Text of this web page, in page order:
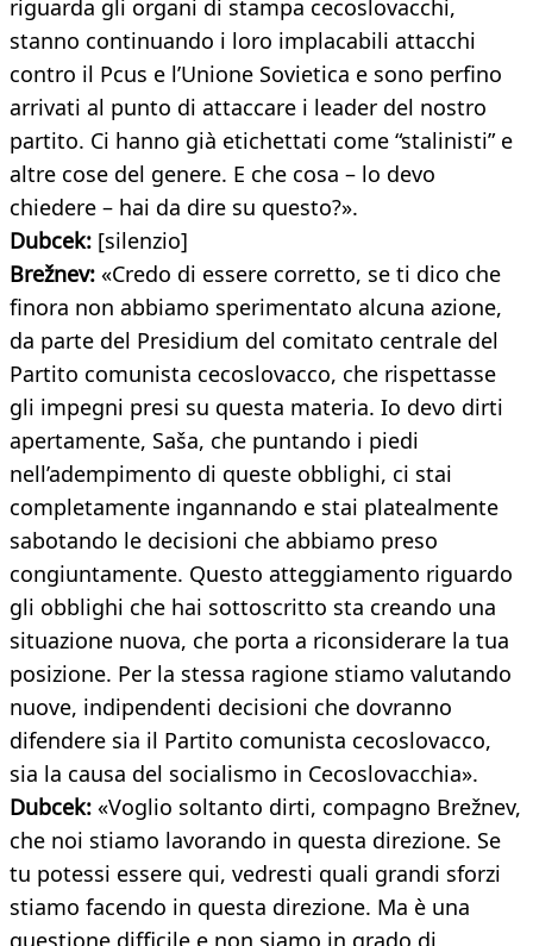
riguarda gli organi di stampa cecoslovacchi,
stanno continuando i loro implacabili attacchi
contro il Pcus e l’Unione Sovietica e sono perfino
arrivati al punto di attaccare i leader del nostro
partito. Ci hanno già etichettati come “stalinisti” e
altre cose del genere. E che cosa – lo devo
chiedere – hai da dire su questo?».
Dubcek: [silenzio]
Brežnev: «Credo di essere corretto, se ti dico che
finora non abbiamo sperimentato alcuna azione,
da parte del Presidium del comitato centrale del
Partito comunista cecoslovacco, che rispettasse
gli impegni presi su questa materia. Io devo dirti
apertamente, Saša, che puntando i piedi
nell’adempimento di queste obblighi, ci stai
completamente ingannando e stai platealmente
sabotando le decisioni che abbiamo preso
congiuntamente. Questo atteggiamento riguardo
gli obblighi che hai sottoscritto sta creando una
situazione nuova, che porta a riconsiderare la tua
posizione. Per la stessa ragione stiamo valutando
nuove, indipendenti decisioni che dovranno
difendere sia il Partito comunista cecoslovacco,
sia la causa del socialismo in Cecoslovacchia».
Dubcek: «Voglio soltanto dirti, compagno Brežnev,
che noi stiamo lavorando in questa direzione. Se
tu potessi essere qui, vedresti quali grandi sforzi
stiamo facendo in questa direzione. Ma è una
questione difficile e non siamo in grado di